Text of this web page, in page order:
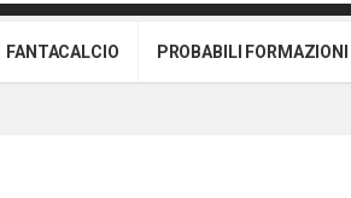
FANTACALCIO PROBABILI FORMAZIONI